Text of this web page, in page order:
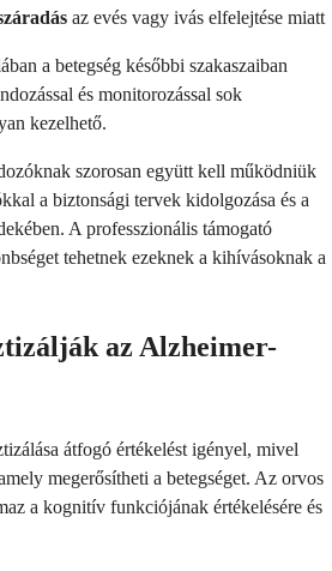
az evés vagy ivás elfelejtése miatt
a betegség későbbi szakaszaiban
és monitorozással sok
kezelhető.
szorosan együtt kell működniük
a biztonsági tervek kidolgozása és a
A professzionális támogató
tehetnek ezeknek a kihívásoknak a
az Alzheimer-
átfogó értékelést igényel, mivel
megerősítheti a betegséget. Az orvos
a kognitív funkciójának értékelésére és